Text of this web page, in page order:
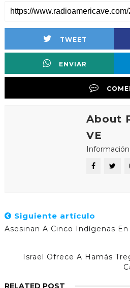
TWEET
ENVIAR
About
VE
Información
Siguiente artículo
Asesinan A Cinco Indígenas
Israel Ofrece A Hamás
RELATED POST